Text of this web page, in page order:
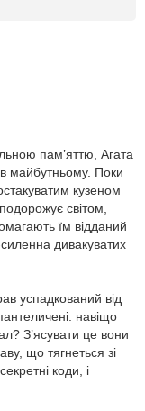
пам’яттю, Агата
майбутньому. Поки
кузеном
світом,
їм відданий
дивакуватих
успадкований від
навіщо
З’ясувати це вони
що тягнеться зі
коди, і